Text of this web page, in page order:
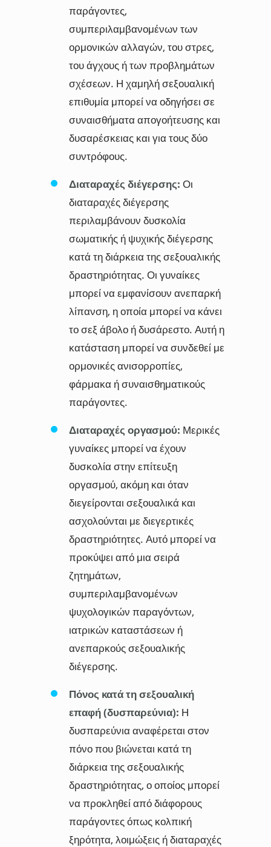
παράγοντες,
συμπεριλαμβανομένων των
ορμονικών αλλαγών, του στρες,
του άγχους ή των προβλημάτων
σχέσεων. Η χαμηλή σεξουαλική
επιθυμία μπορεί να οδηγήσει σε
συναισθήματα απογοήτευσης και
δυσαρέσκειας και για τους δύο
συντρόφους.
Διαταραχές διέγερσης: Οι
διαταραχές διέγερσης
περιλαμβάνουν δυσκολία
σωματικής ή ψυχικής διέγερσης
κατά τη διάρκεια της σεξουαλικής
δραστηριότητας. Οι γυναίκες
μπορεί να εμφανίσουν ανεπαρκή
λίπανση, η οποία μπορεί να κάνει
το σεξ άβολο ή δυσάρεστο. Αυτή η
κατάσταση μπορεί να συνδεθεί με
ορμονικές ανισορροπίες,
φάρμακα ή συναισθηματικούς
παράγοντες.
Διαταραχές οργασμού: Μερικές
γυναίκες μπορεί να έχουν
δυσκολία στην επίτευξη
οργασμού, ακόμη και όταν
διεγείρονται σεξουαλικά και
ασχολούνται με διεγερτικές
δραστηριότητες. Αυτό μπορεί να
προκύψει από μια σειρά
ζητημάτων,
συμπεριλαμβανομένων
ψυχολογικών παραγόντων,
ιατρικών καταστάσεων ή
ανεπαρκούς σεξουαλικής
διέγερσης.
Πόνος κατά τη σεξουαλική
επαφή (δυσπαρεύνια): Η
δυσπαρεύνια αναφέρεται στον
πόνο που βιώνεται κατά τη
διάρκεια της σεξουαλικής
δραστηριότητας, ο οποίος μπορεί
να προκληθεί από διάφορους
παράγοντες όπως κολπική
ξηρότητα, λοιμώξεις ή διαταραχές